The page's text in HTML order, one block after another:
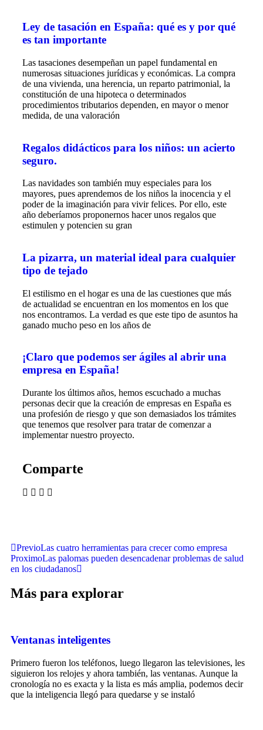
Ley de tasación en España: qué es y por qué
es tan importante
Las tasaciones desempeñan un papel fundamental en
numerosas situaciones jurídicas y económicas. La compra
de una vivienda, una herencia, un reparto patrimonial, la
constitución de una hipoteca o determinados
procedimientos tributarios dependen, en mayor o menor
medida, de una valoración
Regalos didácticos para los niños: un acierto
seguro.
Las navidades son también muy especiales para los
mayores, pues aprendemos de los niños la inocencia y el
poder de la imaginación para vivir felices. Por ello, este
año deberíamos proponernos hacer unos regalos que
estimulen y potencien su gran
La pizarra, un material ideal para cualquier
tipo de tejado
El estilismo en el hogar es una de las cuestiones que más
de actualidad se encuentran en los momentos en los que
nos encontramos. La verdad es que este tipo de asuntos ha
ganado mucho peso en los años de
¡Claro que podemos ser ágiles al abrir una
empresa en España!
Durante los últimos años, hemos escuchado a muchas
personas decir que la creación de empresas en España es
una profesión de riesgo y que son demasiados los trámites
que tenemos que resolver para tratar de comenzar a
implementar nuestro proyecto.
Comparte
PrevioLas cuatro herramientas para crecer como empresa
ProximoLas palomas pueden desencadenar problemas de salud
en los ciudadanos
Más para explorar
Ventanas inteligentes
Primero fueron los teléfonos, luego llegaron las televisiones, les
siguieron los relojes y ahora también, las ventanas. Aunque la
cronología no es exacta y la lista es más amplia, podemos decir
que la inteligencia llegó para quedarse y se instaló